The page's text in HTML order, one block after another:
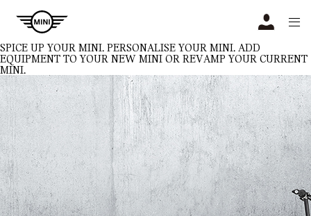
SPICE UP YOUR MINI. PERSONALISE YOUR MINI. ADD
EQUIPMENT TO YOUR NEW MINI OR REVAMP YOUR CURRENT
MINI.